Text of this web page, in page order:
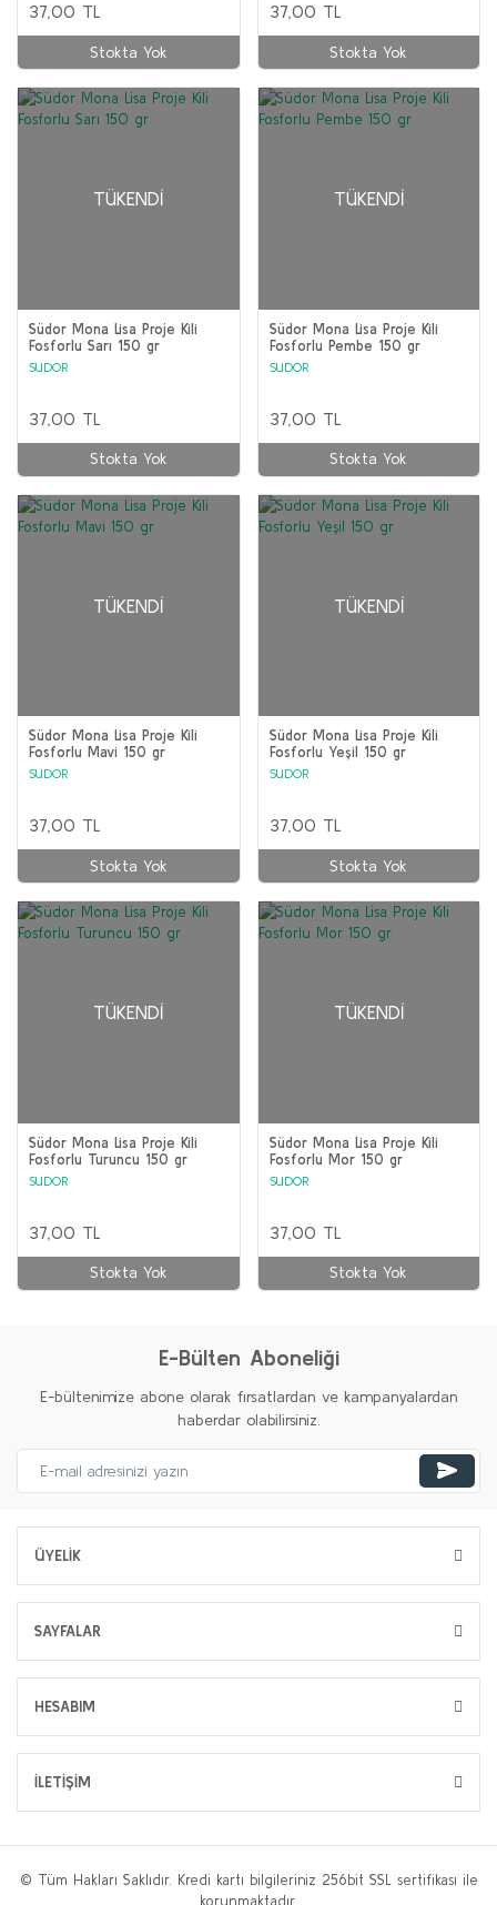
37,00 TL
Stokta Yok
37,00 TL
Stokta Yok
TÜKENDI
Südor Mona Lisa Proje Kili
Fosforlu Sarı 150 gr
SUDOR
37,00 TL
Stokta Yok
TÜKENDI
Südor Mona Lisa Proje Kili
Fosforlu Pembe 150 gr
SUDOR
37,00 TL
Stokta Yok
TÜKENDI
Südor Mona Lisa Proje Kili
Fosforlu Mavi 150 gr
SUDOR
37,00 TL
Stokta Yok
TÜKENDI
Südor Mona Lisa Proje Kili
Fosforlu Yeşil 150 gr
SUDOR
37,00 TL
Stokta Yok
TÜKENDI
Südor Mona Lisa Proje Kili
Fosforlu Turuncu 150 gr
SUDOR
37,00 TL
Stokta Yok
TÜKENDI
Südor Mona Lisa Proje Kili
Fosforlu Mor 150 gr
SUDOR
37,00 TL
Stokta Yok
E-Bülten Aboneliği
E-bültenimize abone olarak fırsatlardan ve kampanyalardan
haberdar olabilirsiniz.
ÜYELİK
SAYFALAR
HESABIM
İLETİŞİM
© Tüm Hakları Saklıdır. Kredi kartı bilgileriniz 256bit SSL sertifikası ile
korunmaktadır.